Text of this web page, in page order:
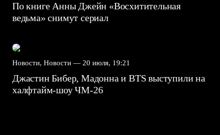
По книге Анны Джейн «Восхитительная
ведьма» снимут сериал
Новости, Новости — 20 июля, 19:21
Джастин Бибер, Мадонна и BTS выступили на
халфтайм-шоу ЧМ-26